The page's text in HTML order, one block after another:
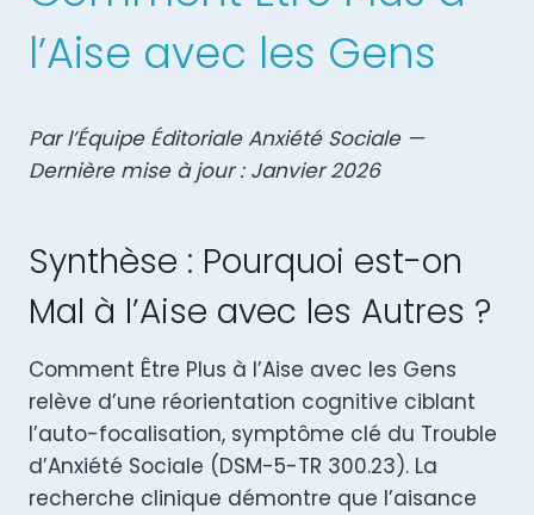
l’Aise avec les Gens
Par l’Équipe Éditoriale Anxiété Sociale —
Dernière mise à jour : Janvier 2026
Synthèse : Pourquoi est-on
Mal à l’Aise avec les Autres ?
Comment Être Plus à l’Aise avec les Gens
relève d’une réorientation cognitive ciblant
l’auto-focalisation, symptôme clé du Trouble
d’Anxiété Sociale (DSM-5-TR 300.23). La
recherche clinique démontre que l’aisance